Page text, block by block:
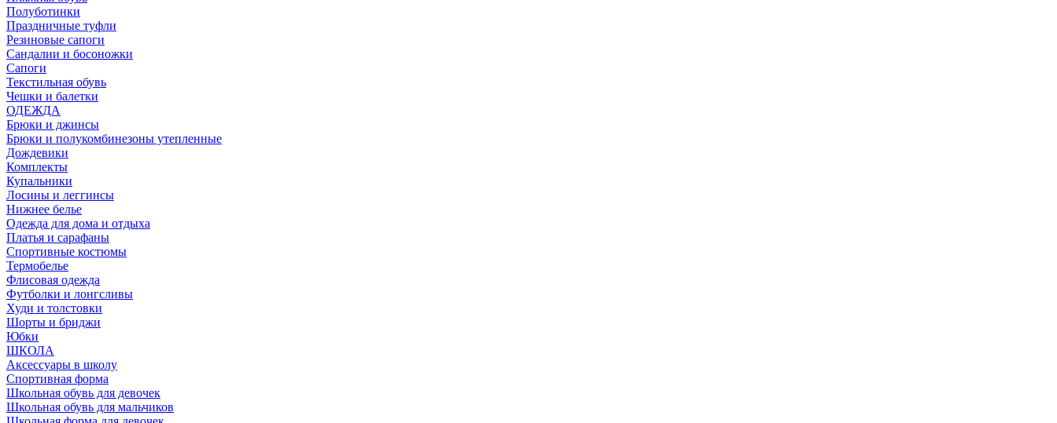
Полуботинки
Праздничные туфли
Резиновые сапоги
Сандалии и босоножки
Сапоги
Текстильная обувь
Чешки и балетки
ОДЕЖДА
Брюки и джинсы
Брюки и полукомбинезоны утепленные
Дождевики
Комплекты
Купальники
Лосины и леггинсы
Нижнее белье
Одежда для дома и отдыха
Платья и сарафаны
Спортивные костюмы
Термобелье
Флисовая одежда
Футболки и лонгсливы
Худи и толстовки
Шорты и бриджи
Юбки
ШКОЛА
Аксессуары в школу
Спортивная форма
Школьная обувь для девочек
Школьная обувь для мальчиков